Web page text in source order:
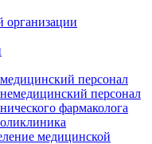
организации
персонал
персонал
фармаколога
медицинской